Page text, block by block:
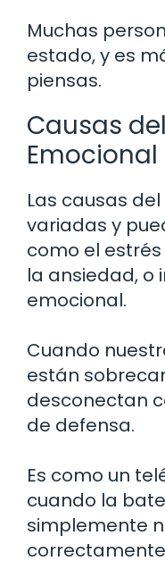
Muchas
estado, y es
piensas.
Causas
Emocional
Las causas
variadas y
como el
la ansiedad, o
emocional.
Cuando
están
desconectan
de defensa.
Es como un
cuando la
simplemente